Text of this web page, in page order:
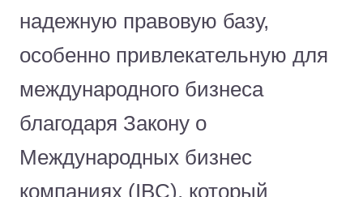
надежную правовую базу,
особенно привлекательную для
международного бизнеса
благодаря Закону о
Международных бизнес
компаниях (IBC), который